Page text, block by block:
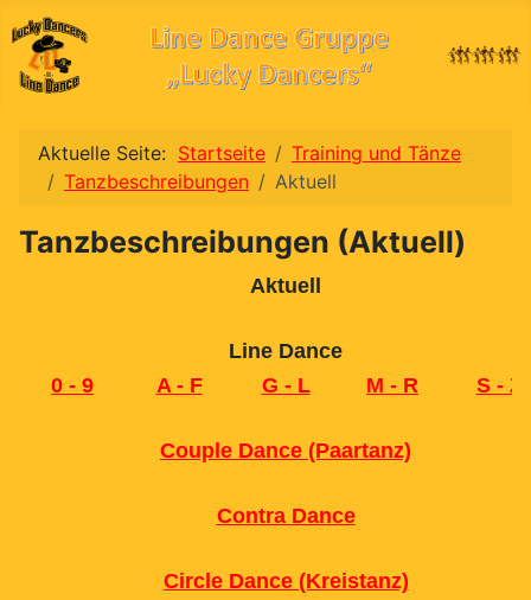
Aktuelle Seite: Startseite
Training und Tänze
Tanzbeschreibungen
Aktuell
Tanzbeschreibungen (Aktuell)
Aktuell
Line Dance
0 - 9
A - F G - L M - R S - Z
Couple Dance (Paartanz)
Contra Dance
Circle Dance (Kreistanz)